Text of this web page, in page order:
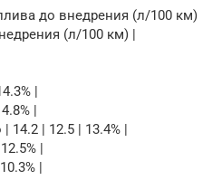
до внедрения (л/100 км)
(л/100 км) |
|
|
14.2 | 12.5 | 13.4% |
|
|